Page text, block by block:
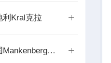
利Kral克拉
代理德国Mankenberg曼肯贝格